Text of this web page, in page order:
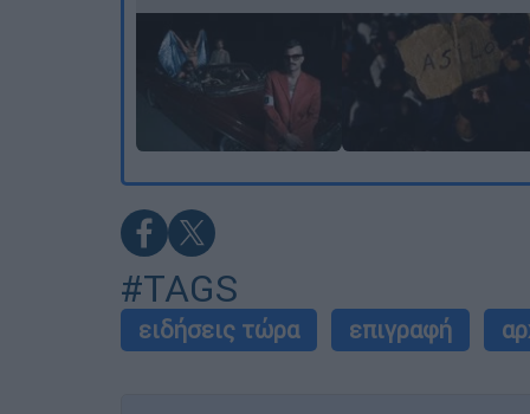
#TAGS
ειδήσεις τώρα επιγραφή